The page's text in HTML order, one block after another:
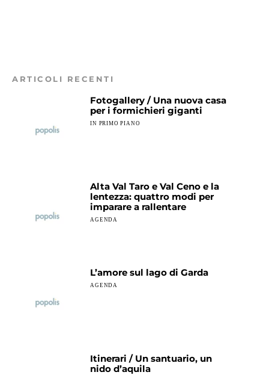
ARTICOLI RECENTI
Fotogallery / Una nuova casa
per i formichieri giganti
IN PRIMO PIANO
Alta Val Taro e Val Ceno e la
lentezza: quattro modi per
imparare a rallentare
AGENDA
L’amore sul lago di Garda
AGENDA
Itinerari / Un santuario, un
nido d’aquila